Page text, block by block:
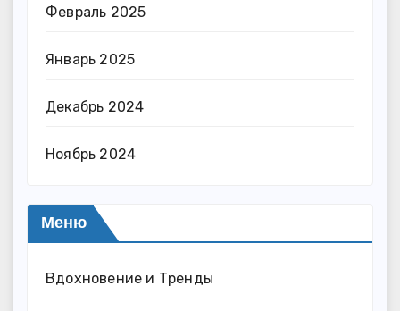
Февраль 2025
Январь 2025
Декабрь 2024
Ноябрь 2024
Меню
Вдохновение и Тренды